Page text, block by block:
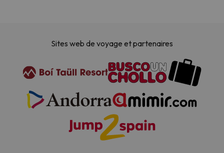
Sites web de voyage et partenaires